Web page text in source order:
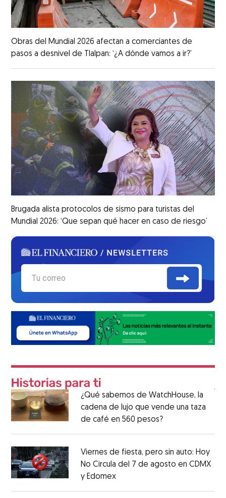
Obras del Mundial 2026 afectan a comerciantes de
pasos a desnivel de Tlalpan: ‘¿A dónde vamos a ir?’
Brugada alista protocolos de sismo para turistas del
Mundial 2026: ‘Que sepan qué hacer en caso de riesgo’
¿Qué sabemos de WatchHouse, la
cadena de lujo que vende una taza
de café en 560 pesos?
Viernes de fiesta, pero sin auto: Hoy
No Circula del 7 de agosto en CDMX
y Edomex